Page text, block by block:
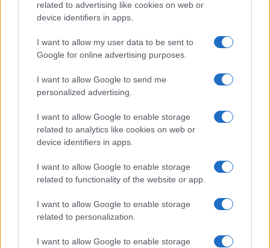
related to advertising like cookies on web or
device identifiers in apps.
I want to allow my user data to be sent to
Google for online advertising purposes.
I want to allow Google to send me
personalized advertising.
I want to allow Google to enable storage
related to analytics like cookies on web or
device identifiers in apps.
I want to allow Google to enable storage
related to functionality of the website or app.
I want to allow Google to enable storage
related to personalization.
I want to allow Google to enable storage
Martina Agostina Diturco
I nostri cari
I nostri cari
I nostri cari
Giovannimaria Cabras